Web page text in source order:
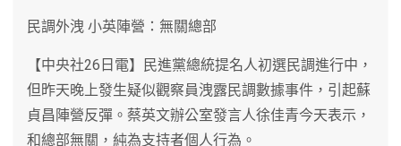
民調外洩 小英陣營：無關總部
【中央社26日電】民進黨總統提名人初選民調進行中，
但昨天晚上發生疑似觀察員洩露民調數據事件，引起蘇
貞昌陣營反彈。蔡英文辦公室發言人徐佳青今天表示，
和總部無關，純為支持者個人行為。